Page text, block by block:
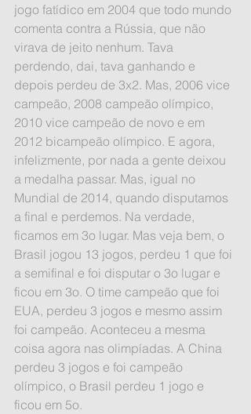
jogo fatídico em 2004 que todo mundo
comenta contra a Rússia, que não
virava de jeito nenhum. Tava
perdendo, dai, tava ganhando e
depois perdeu de 3x2. Mas, 2006 vice
campeão, 2008 campeão olímpico,
2010 vice campeão de novo e em
2012 bicampeão olímpico. E agora,
infelizmente, por nada a gente deixou
a medalha passar. Mas, igual no
Mundial de 2014, quando disputamos
a final e perdemos. Na verdade,
ficamos em 3o lugar. Mas veja bem, o
Brasil jogou 13 jogos, perdeu 1 que foi
a semifinal e foi disputar o 3o lugar e
ficou em 3o. O time campeão que foi
EUA, perdeu 3 jogos e mesmo assim
foi campeão. Aconteceu a mesma
coisa agora nas olimpíadas. A China
perdeu 3 jogos e foi campeão
olímpico, o Brasil perdeu 1 jogo e
ficou em 5o.